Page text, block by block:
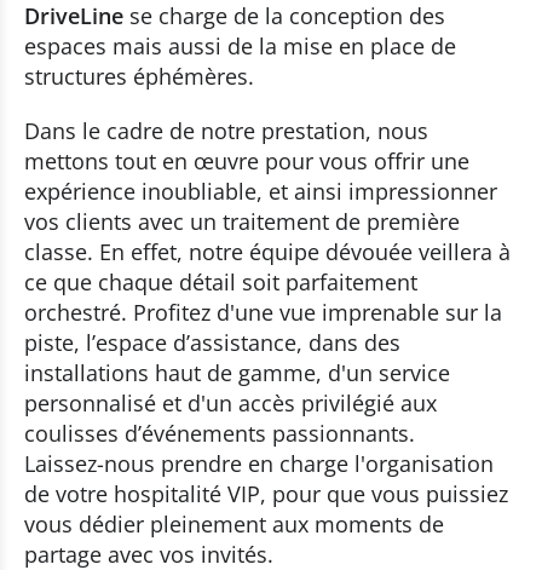
DriveLine se charge de la conception des
espaces mais aussi de la mise en place de
structures éphémères.
Dans le cadre de notre prestation, nous
mettons tout en œuvre pour vous offrir une
expérience inoubliable, et ainsi impressionner
vos clients avec un traitement de première
classe. En effet, notre équipe dévouée veillera à
ce que chaque détail soit parfaitement
orchestré. Profitez d'une vue imprenable sur la
piste, l’espace d’assistance, dans des
installations haut de gamme, d'un service
personnalisé et d'un accès privilégié aux
coulisses d’événements passionnants.
Laissez-nous prendre en charge l'organisation
de votre hospitalité VIP, pour que vous puissiez
vous dédier pleinement aux moments de
partage avec vos invités.